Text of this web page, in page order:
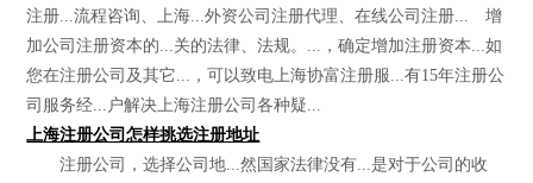
注册...流程咨询、上海...外资公司注册代理、在线公司注册... 增
加公司注册资本的...关的法律、法规。...，确定增加注册资本...如
您在注册公司及其它...，可以致电上海协富注册服...有15年注册公
司服务经...户解决上海注册公司各种疑...
上海注册公司怎样挑选注册地址
注册公司，选择公司地...然国家法律没有...是对于公司的收